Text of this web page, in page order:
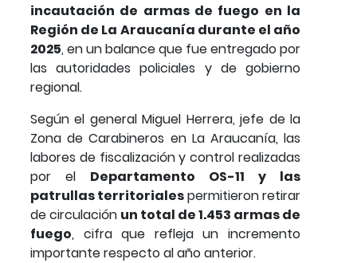
incautación de armas de fuego en la
Región de La Araucanía durante el año
2025, en un balance que fue entregado por
las autoridades policiales y de gobierno
regional.
Según el general Miguel Herrera, jefe de la
Zona de Carabineros en La Araucanía, las
labores de fiscalización y control realizadas
por el Departamento OS-11 y las
patrullas territorialespermitieron retirar
de circulación un total de 1.453 armas de
fuego, cifra que refleja un incremento
importante respecto al año anterior.